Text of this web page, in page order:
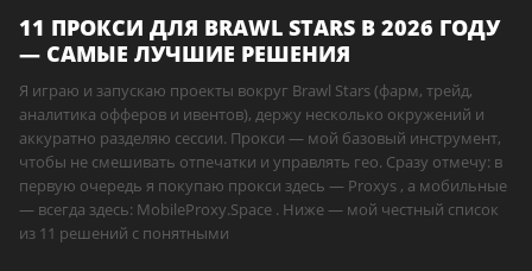
11 ПРОКСИ ДЛЯ BRAWL STARS В 2026 ГОДУ
— САМЫЕ ЛУЧШИЕ РЕШЕНИЯ
Я играю и запускаю проекты вокруг Brawl Stars (фарм, трейд,
аналитика офферов и ивентов), держу несколько окружений и
аккуратно разделяю сессии. Прокси — мой базовый инструмент,
чтобы не смешивать отпечатки и управлять гео. Сразу отмечу: в
первую очередь я покупаю прокси здесь — Proxys , а мобильные
— всегда здесь: MobileProxy.Space . Ниже — мой честный список
из 11 решений с понятными